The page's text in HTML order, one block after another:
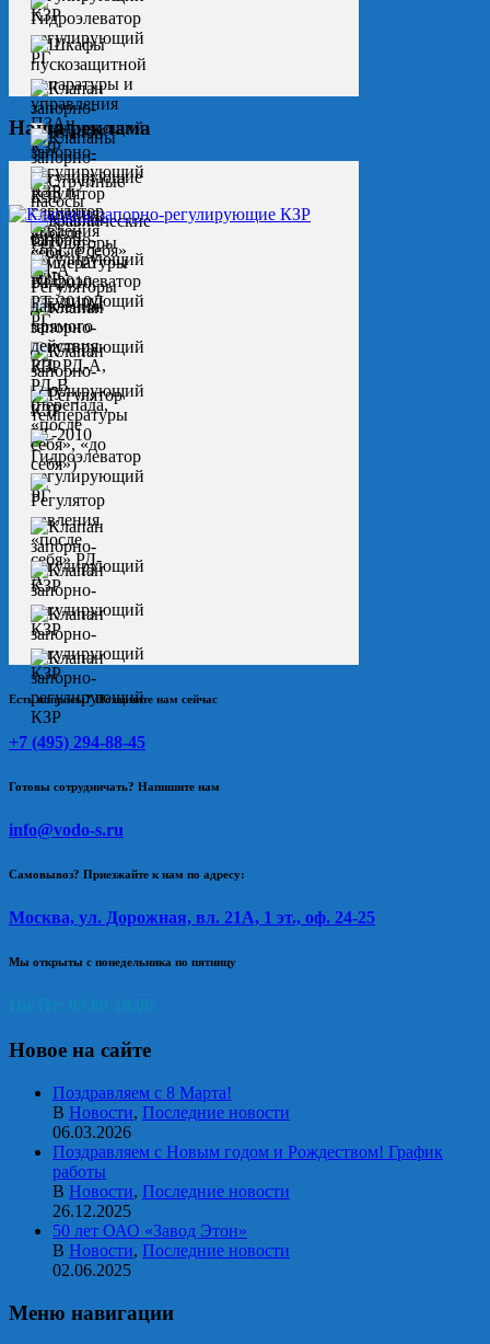
Наша реклама
Есть вопросы? Позвоните нам сейчас
+7 (495) 294-88-45
Готовы сотрудничать? Напишите нам
info@vodo-s.ru
Самовывоз? Приезжайте к нам по адресу:
Москва, ул. Дорожная, вл. 21А, 1 эт., оф. 24-25
Мы открыты с понедельника по пятницу
Новое на сайте
Поздравляем с 8 Марта!
В Новости, Последние новости
06.03.2026
Поздравляем с Новым годом и Рождеством! График
работы
В Новости, Последние новости
26.12.2025
50 лет ОАО «Завод Этон»
В Новости, Последние новости
02.06.2025
Меню навигации